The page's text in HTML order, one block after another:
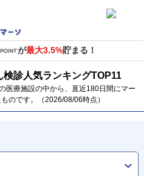
が最大3.5%貯まる！
検診人気ランキングTOP11
医療施設の中から、直近180日間にマー
のです。（2026/08/06時点）